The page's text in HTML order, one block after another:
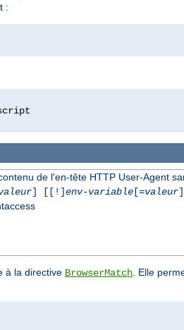
:
de l'en-tête HTTP User-Agent
] [[!]env-variable[=valeur
à la directive BrowserMatch. Elle